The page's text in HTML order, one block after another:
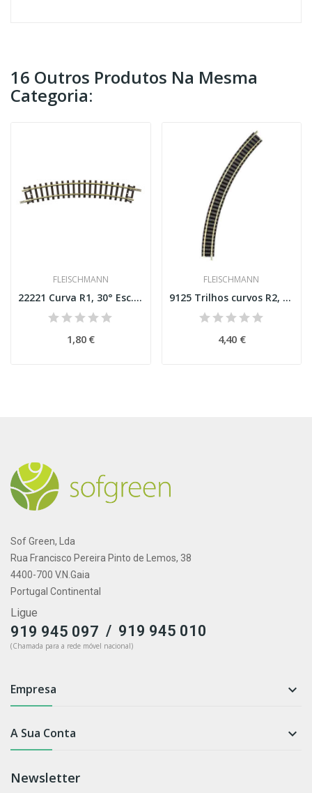
16 Outros Produtos Na Mesma
Categoria:
FLEISCHMANN
22221 Curva R1, 30° Esc. N
1,80 €
FLEISCHMANN
9125 Trilhos curvos R2, 45º FM Esc N
4,40 €
Sof Green, Lda
Rua Francisco Pereira Pinto de Lemos, 38
4400-700 V.N.Gaia
Portugal Continental
Ligue
919 945 097 / 919 945 010
(Chamada para a rede móvel nacional)
Empresa 
A Sua Conta 
Newsletter